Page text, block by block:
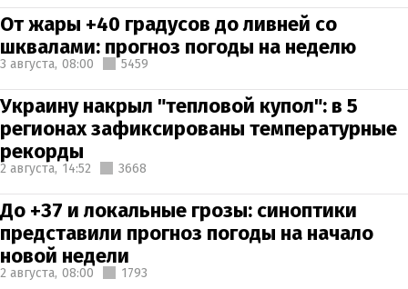
От жары +40 градусов до ливней со
шквалами: прогноз погоды на неделю
3 августа, 08:00 5459
Украину накрыл "тепловой купол": в 5
регионах зафиксированы температурные
рекорды
2 августа, 14:52 3668
До +37 и локальные грозы: синоптики
представили прогноз погоды на начало
новой недели
2 августа, 08:00 1793